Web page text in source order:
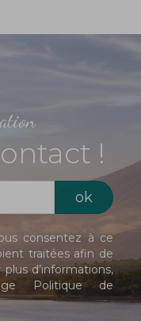
!
consentez à ce
traitées afin de
d’informations,
Politique de